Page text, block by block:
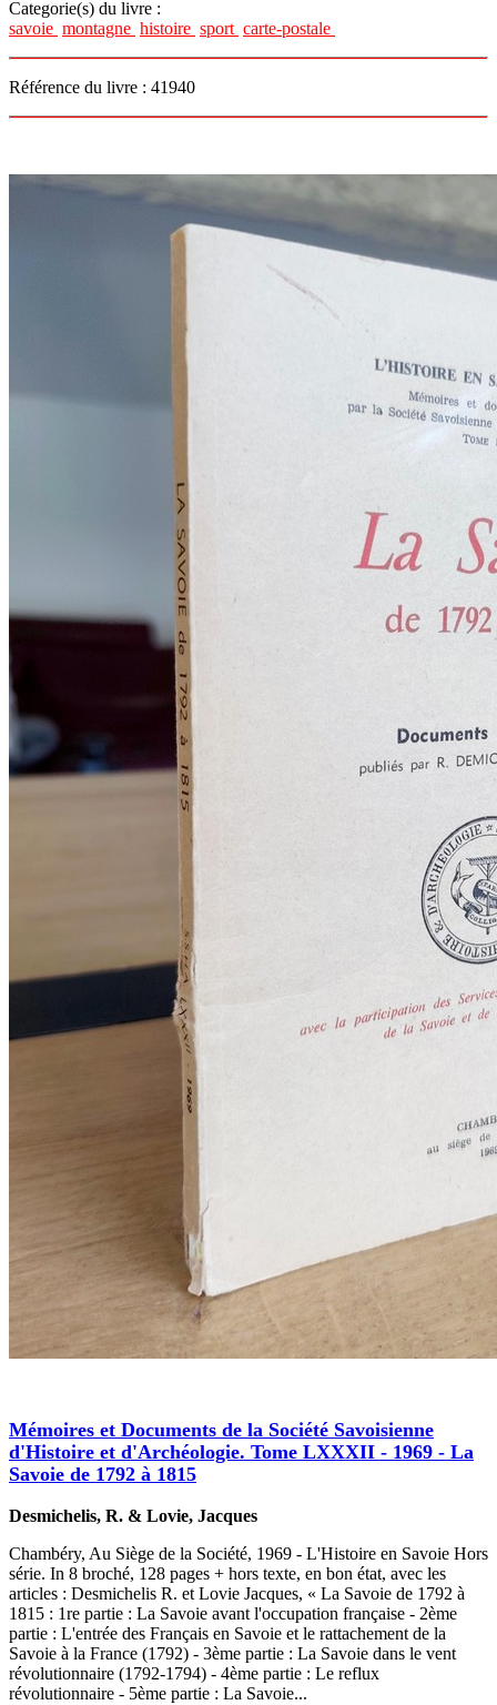
Categorie(s) du livre :
savoie montagne histoire sport carte-postale
Référence du livre : 41940
Mémoires et Documents de la Société Savoisienne
d'Histoire et d'Archéologie. Tome LXXXII - 1969 - La
Savoie de 1792 à 1815
Desmichelis, R. & Lovie, Jacques
Chambéry, Au Siège de la Société, 1969 - L'Histoire en Savoie Hors
série. In 8 broché, 128 pages + hors texte, en bon état, avec les
articles : Desmichelis R. et Lovie Jacques, « La Savoie de 1792 à
1815 : 1re partie : La Savoie avant l'occupation française - 2ème
partie : L'entrée des Français en Savoie et le rattachement de la
Savoie à la France (1792) - 3ème partie : La Savoie dans le vent
révolutionnaire (1792-1794) - 4ème partie : Le reflux
révolutionnaire - 5ème partie : La Savoie...